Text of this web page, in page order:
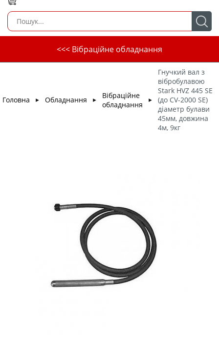
<<< Вібраційне обладнання
Головна ► Обладнання ►
Вібраційне
обладнання
►
Гнучкий вал з
вібробулавою
Stark HVZ 445 SE
(до CV-2000 SE)
діаметр булави
45мм, довжина
4м, 9кг